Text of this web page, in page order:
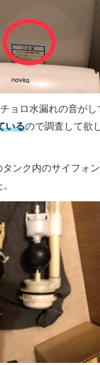
ョロ水漏れの音が
いるので調査して欲
ンク内のサイフォ